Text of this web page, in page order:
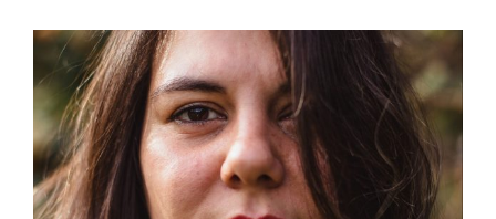
SERÁ QUE VOCÊ “TÁ” FOCANDO
SOMENTE NO QUE TE FALTA?